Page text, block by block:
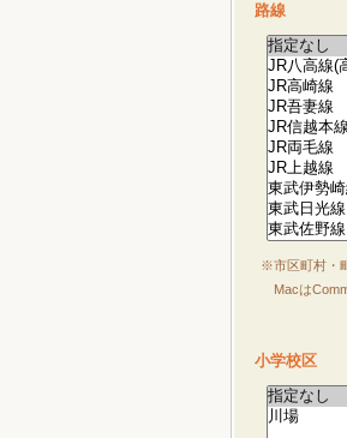
路線
※市区町村・
Macは
小学校区